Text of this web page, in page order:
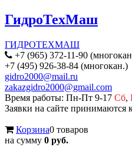
ГидроТехМаш
ГИДРОТЕХМАШ
+7 (965) 372-11-90
+7 (495) 926-38-84 (многокан.)
gidro2000@mail.ru
zakazgidro2000@gmail.com
Время работы: Пн-Пт 9-17 Сб,
Заявки на сайте принимаются
Корзина0 товаров
на сумму 0 руб.